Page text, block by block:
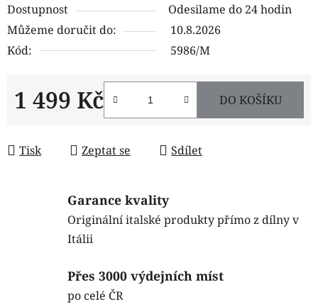
Dostupnost
Odesilame do 24 hodin
Můžeme doručit do:
10.8.2026
Kód:
5986/M
1 499 Kč DO KOŠÍKU
Tisk Zeptat se Sdílet
Garance kvality
Originální italské produkty přímo z dílny v
Itálii
Přes 3000 výdejních míst
po celé ČR